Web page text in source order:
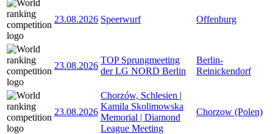
23.08.2026 Speerwurf Offenburg
23.08.2026
TOP Sprungmeeting
der LG NORD Berlin
Berlin-
Reinickendorf
23.08.2026
Chorzów, Schlesien |
Kamila Skolimowska
Memorial | Diamond
League Meeting
Chorzow (Polen)